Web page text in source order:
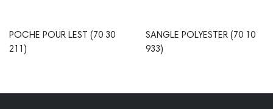
POCHE POUR LEST (70 30
211)
SANGLE POLYESTER (70 10
933)